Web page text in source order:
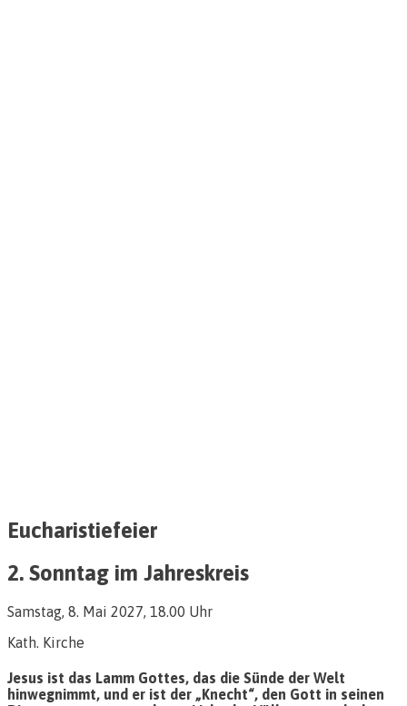
Eucharistiefeier
2. Sonntag im Jahreskreis
Samstag, 8. Mai 2027, 18.00 Uhr
Kath. Kirche
Jesus ist das Lamm Gottes, das die Sünde der Welt
hinwegnimmt, und er ist der „Knecht“, den Gott in seinen